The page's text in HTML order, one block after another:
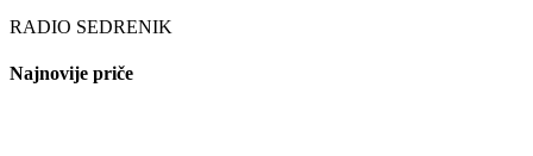
RADIO SEDRENIK
Najnovije priče